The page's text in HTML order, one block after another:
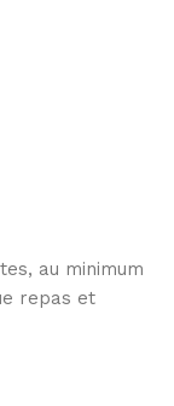
au minimum
repas et